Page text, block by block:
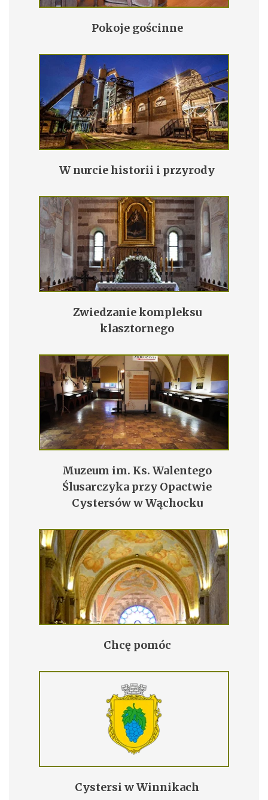
Pokoje gościnne
W nurcie historii i przyrody
Zwiedzanie kompleksu
klasztornego
Muzeum im. Ks. Walentego
Ślusarczyka przy Opactwie
Cystersów w Wąchocku
Chcę pomóc
Cystersi w Winnikach